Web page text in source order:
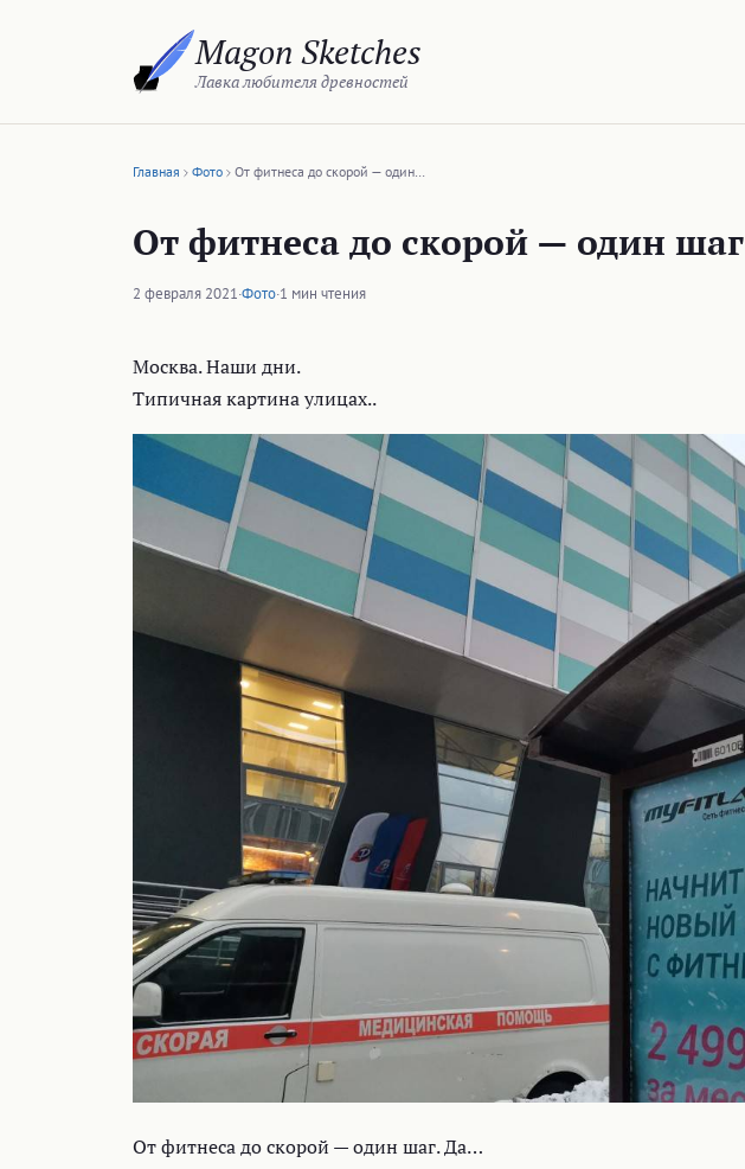
Magon Sketches
Лавка любителя древностей
Главная Фото От фитнеса до скорой — один…
От фитнеса до скорой — один шаг
2 февраля 2021·Фото·1 мин чтения
Москва. Наши дни.
Типичная картина улицах..
От фитнеса до скорой — один шаг. Да…